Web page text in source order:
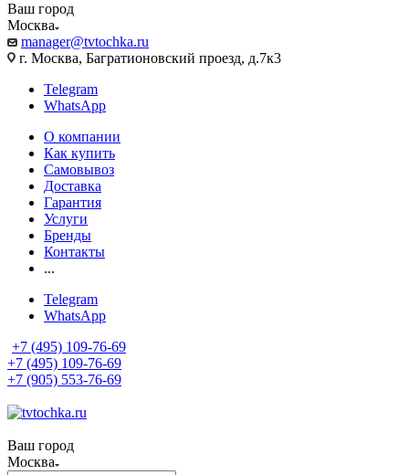
Ваш город
Москва
manager@tvtochka.ru
г. Москва, Багратионовский проезд, д.7к3
Telegram
WhatsApp
О компании
Как купить
Самовывоз
Доставка
Гарантия
Услуги
Бренды
Контакты
...
Telegram
WhatsApp
+7 (495) 109-76-69
+7 (495) 109-76-69
+7 (905) 553-76-69
Ваш город
Москва